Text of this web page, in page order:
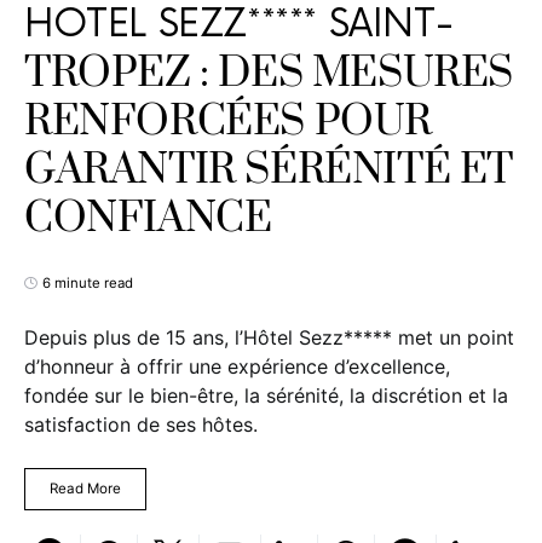
HOTEL SEZZ***** SAINT-
TROPEZ : DES MESURES
RENFORCÉES POUR
GARANTIR SÉRÉNITÉ ET
CONFIANCE
6 minute read
Depuis plus de 15 ans, l’Hôtel Sezz***** met un point
d’honneur à offrir une expérience d’excellence,
fondée sur le bien-être, la sérénité, la discrétion et la
satisfaction de ses hôtes.
Read More